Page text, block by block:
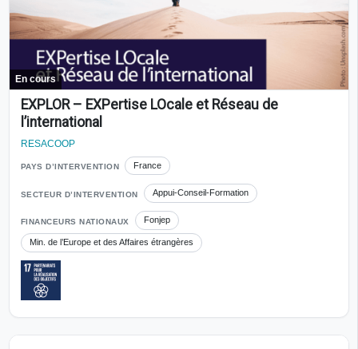
En cours
EXPLOR – EXPertise LOcale et Réseau de
l’international
RESACOOP
PAYS D’INTERVENTION France
SECTEUR D’INTERVENTION Appui-Conseil-Formation
FINANCEURS NATIONAUX Fonjep
Min. de l’Europe et des Affaires étrangères